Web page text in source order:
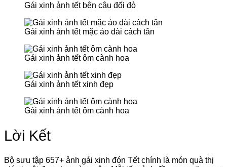
Gái xinh ảnh tết bên câu đối đỏ
Gái xinh ảnh tết mặc áo dài cách tân
Gái xinh ảnh tết ôm cành hoa
Gái xinh ảnh tết xinh đẹp
Gái xinh ảnh tết ôm cành hoa
Lời Kết
Bộ sưu tập 657+ ảnh gái xinh đón Tết chính là món quà thị